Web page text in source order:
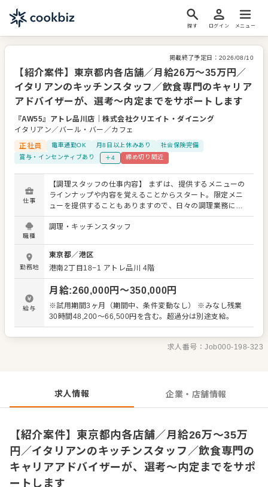
探す ログイン メニュー
掲載終了予定日： 2026/08/10
【紹介案件】東京都内各店舗／月給26万～35万円／
イタリアンのキッチンスタッフ／飲食専門のキャリア
アドバイザーが、選考～内定までをサポートします
『AW55』アトレ品川店 ｜株式会社クリエイト・ダイニング
イタリアン／バール・バー／カフェ
正社員
電車通勤OK 月8日以上休みあり
社会保険完備
賞与・インセンティブあり
＋4 締め切り間近
仕事
【調理スタッフの仕事内容】 まずは、提供するメニューの
ラインナップや内容を覚えることからスタート。限定メニ
ューを提供することもありますので、日々の調理業務に加
え、さまざまなスキルを活かしたり、習得できたりもしま
す。 メニューの提案も可能です。ぜひアイデアを発信して
善なども大歓迎です。 【具体的には…】 ・仕込みから盛り
付けまでの調理全般 ・仕入れや在庫管理などキッチンの管
理業務 ・まかないづくり ・後輩スタッフやアルバイトスタ
ッフの教育 ・洗浄や清掃など衛生管理 ・料理長の補助 ・
新メニュー提案 など 入社後はスキルに合わせた業務からお
任せしますので、徐々に仕事の幅を広げていきましょう。
成長をしっかりサポートしますので、経験に関わらず安心
などもめざせます。
職種
調理・キッチンスタッフ
勤務地
東京都／港区
港南2丁目18−1 アトレ品川 4階
給与
月給:260,000円〜350,000円
※試用期間3ヶ月（期間中、条件変動なし） ※みなし残業
30時間48,200～66,500円を含む。超過分は別途支給。
求人番号：Job000-198-323
求人情報 企業・店舗情報
【紹介案件】東京都内各店舗／月給26万～35万
円／イタリアンのキッチンスタッフ／飲食専門の
キャリアアドバイザーが、選考～内定までをサポ
ートします